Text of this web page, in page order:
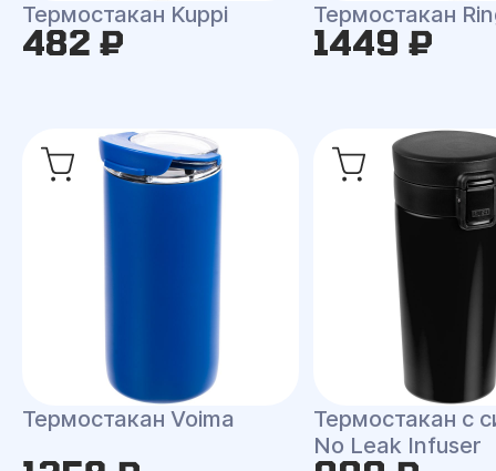
Термостакан Kuppi
482 ₽
Термостакан
1449 ₽
Термостакан Voima
Термостакан с
No Leak Infuser